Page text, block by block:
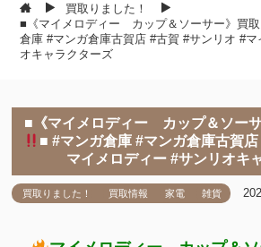
買取りました！
■《マイメロディー カップ＆ソーサー》買取
倉庫 #マンガ倉庫古賀店 #古賀 #サンリオ #マ
オキャラクターズ
■《マイメロディー カップ＆ソー
■ #マンガ倉庫 #マンガ倉庫古賀
マイメロディー #サンリオキ
買取りました！ 買取情報 家電 雑貨